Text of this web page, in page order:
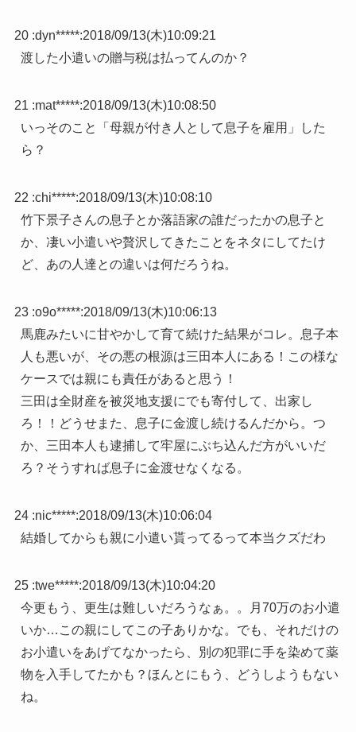
20 :dyn*****:2018/09/13(木)10:09:21
渡した小遣いの贈与税は払ってんのか？
21 :mat*****:2018/09/13(木)10:08:50
いっそのこと「母親が付き人として息子を雇用」した
ら？
22 :chi*****:2018/09/13(木)10:08:10
竹下景子さんの息子とか落語家の誰だったかの息子と
か、凄い小遣いや贅沢してきたことをネタにしてたけ
ど、あの人達との違いは何だろうね。
23 :o9o*****:2018/09/13(木)10:06:13
馬鹿みたいに甘やかして育て続けた結果がコレ。息子本
人も悪いが、その悪の根源は三田本人にある！この様な
ケースでは親にも責任があると思う！
三田は全財産を被災地支援にでも寄付して、出家し
ろ！！どうせまた、息子に金渡し続けるんだから。つ
か、三田本人も逮捕して牢屋にぶち込んだ方がいいだ
ろ？そうすれば息子に金渡せなくなる。
24 :nic*****:2018/09/13(木)10:06:04
結婚してからも親に小遣い貰ってるって本当クズだわ
25 :twe*****:2018/09/13(木)10:04:20
今更もう、更生は難しいだろうなぁ。。月70万のお小遣
いか…この親にしてこの子ありかな。でも、それだけの
お小遣いをあげてなかったら、別の犯罪に手を染めて薬
物を入手してたかも？ほんとにもう、どうしようもない
ね。